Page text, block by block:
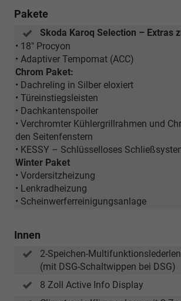
Pakete
Skoda Karoq Selection – Extras
• 18" Procyon
• Adaptiver Tempomat (ACC)
Chrom Paket:
• Dachreling in Silber eloxiert
• Türeinstiegsleisten
• Dachkantenspoiler
• Verchromter Kühlergrillrahmen und
den Seitenfenstern
• KESSY – Schlüsselloses
Winter Paket
• Vordersitzheizung
• Lenkradheizung
• Scheinwerferreinigungsanlage
Innen
2-Speichen-
(mit DSG-Schaltwippen bei DSG)
8 Zoll Active Info Display